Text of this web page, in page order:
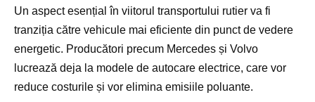
Un aspect esențial în viitorul transportului rutier va fi
tranziția către vehicule mai eficiente din punct de vedere
energetic. Producători precum Mercedes și Volvo
lucrează deja la modele de autocare electrice, care vor
reduce costurile și vor elimina emisiile poluante.